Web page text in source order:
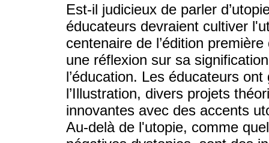
Est-il judicieux de parler
éducateurs devraient cultiver
centenaire de l’édition
une réflexion sur sa
l’éducation. Les éducateurs
l’Illustration, divers projets
innovantes avec des accents
Au-delà de l'utopie, comme